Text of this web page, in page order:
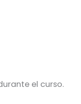
el curso.